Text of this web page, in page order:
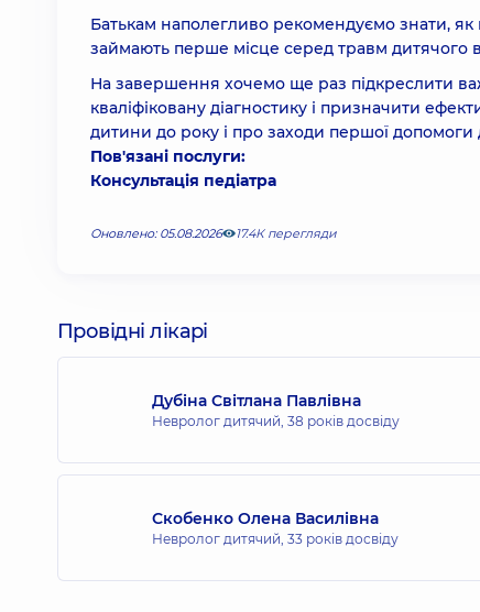
Батькам наполегливо рекомендуємо знати,
займають перше місце серед травм дитячого
На завершення хочемо ще раз підкреслити
кваліфіковану діагностику і призначити
дитини до року і про заходи першої
Пов'язані послуги:
Консультація педіатра
Оновлено: 05.08.2026 17.4К перегляди
Провідні лікарі
Дубіна Світлана Павлівна
Невролог дитячий, 38 років досвіду
Скобенко Олена Василівна
Невролог дитячий, 33 років досвіду